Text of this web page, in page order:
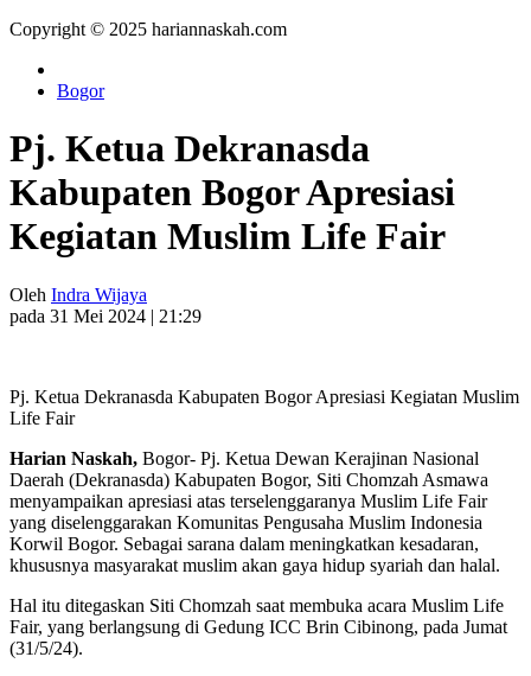
Copyright © 2025 hariannaskah.com
Bogor
Pj. Ketua Dekranasda
Kabupaten Bogor Apresiasi
Kegiatan Muslim Life Fair
Oleh Indra Wijaya
pada 31 Mei 2024 | 21:29
Pj. Ketua Dekranasda Kabupaten Bogor Apresiasi Kegiatan Muslim
Life Fair
Harian Naskah, Bogor- Pj. Ketua Dewan Kerajinan Nasional
Daerah (Dekranasda) Kabupaten Bogor, Siti Chomzah Asmawa
menyampaikan apresiasi atas terselenggaranya Muslim Life Fair
yang diselenggarakan Komunitas Pengusaha Muslim Indonesia
Korwil Bogor. Sebagai sarana dalam meningkatkan kesadaran,
khususnya masyarakat muslim akan gaya hidup syariah dan halal.
Hal itu ditegaskan Siti Chomzah saat membuka acara Muslim Life
Fair, yang berlangsung di Gedung ICC Brin Cibinong, pada Jumat
(31/5/24).